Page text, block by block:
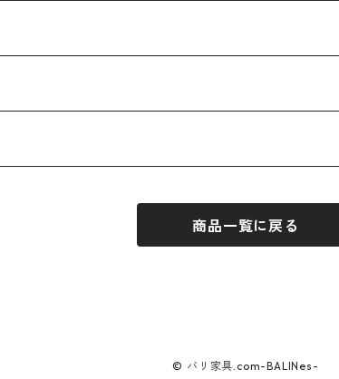
商品一覧に戻る
© バリ家具.com-BALINes-